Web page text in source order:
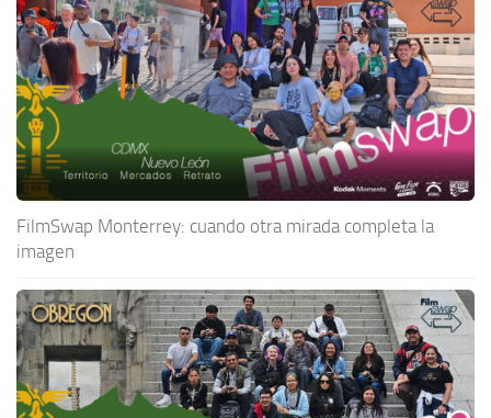
FilmSwap Monterrey: cuando otra mirada completa la
imagen